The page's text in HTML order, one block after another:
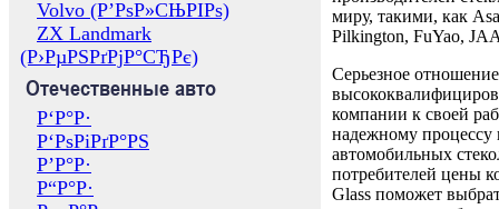
Volvo (Р’РѕР»СЊРІРѕ)
ZX Landmark
(Р›РµРЅРґРјР°СЂРє)
Отечественные авто
Р‘Р°Р·
Р‘РѕРіРґР°РЅ
Р’Р°Р·
Р“Р°Р·
миру, такими, как
Pilkington, FuYao,
Серьезное отношение
компании к своей
надежному процессу
автомобильных
потребителей цены
Glass поможет